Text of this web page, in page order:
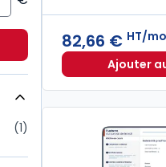
18
1
82,66 € HT/
Ajouter